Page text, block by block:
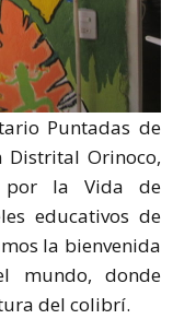
Puntadas de
Distrital Orinoco,
por la Vida de
educativos de
la bienvenida
mundo, donde
del colibrí.